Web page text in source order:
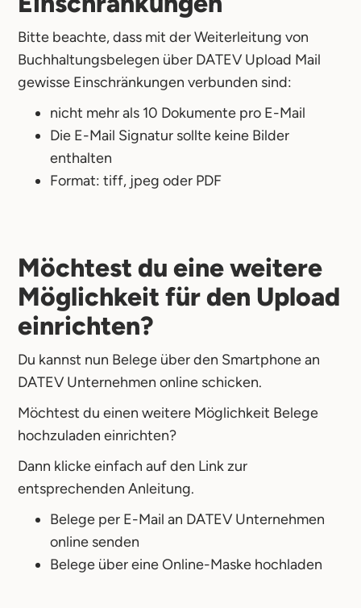
Bitte beachte, dass mit der Weiterleitung von
Buchhaltungsbelegen über DATEV Upload Mail
gewisse Einschränkungen verbunden sind:
nicht mehr als 10 Dokumente pro E-Mail
Die E-Mail Signatur sollte keine Bilder
enthalten
Format: tiff, jpeg oder PDF
Möchtest du eine weitere
Möglichkeit für den Upload
einrichten?
Du kannst nun Belege über den Smartphone an
DATEV Unternehmen online schicken.
Möchtest du einen weitere Möglichkeit Belege
hochzuladen einrichten?
Dann klicke einfach auf den Link zur
entsprechenden Anleitung.
Belege per E-Mail an DATEV Unternehmen
online senden
Belege über eine Online-Maske hochladen